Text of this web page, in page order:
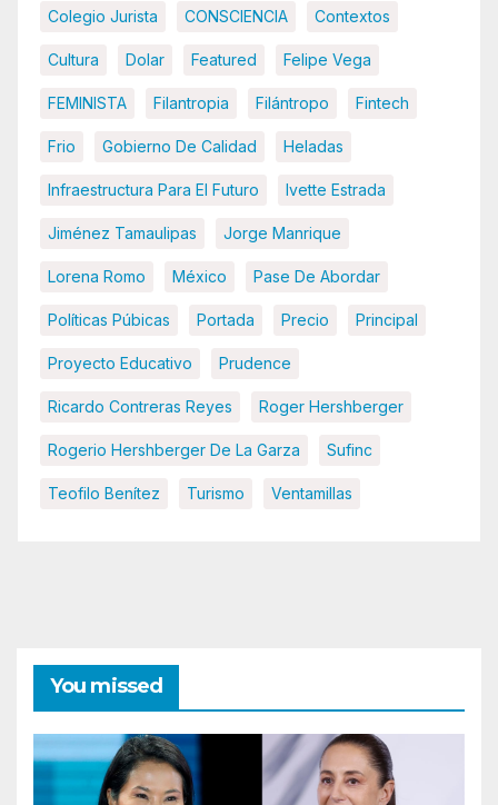
Colegio Jurista CONSCIENCIA Contextos
Cultura Dolar Featured Felipe Vega
FEMINISTA Filantropia Filántropo Fintech
Frio Gobierno De Calidad Heladas
Infraestructura Para El Futuro Ivette Estrada
Jiménez Tamaulipas Jorge Manrique
Lorena Romo México Pase De Abordar
Políticas Púbicas Portada Precio Principal
Proyecto Educativo Prudence
Ricardo Contreras Reyes Roger Hershberger
Rogerio Hershberger De La Garza Sufinc
Teofilo Benítez Turismo Ventamillas
You missed